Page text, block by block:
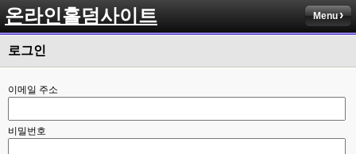
온라인홀덤사이트 Menu
로그인
이메일 주소
비밀번호